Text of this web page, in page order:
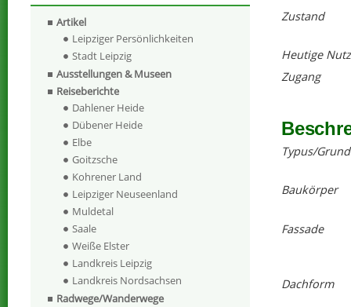
Zustand
Heutige
Zugang
Typus/
Baukörper
Fassade
Dachform
Artikel
Leipziger Persönlichkeiten
Stadt Leipzig
Ausstellungen & Museen
Reiseberichte
Dahlener Heide
Dübener Heide
Elbe
Goitzsche
Kohrener Land
Leipziger Neuseenland
Muldetal
Saale
Weiße Elster
Landkreis Leipzig
Landkreis Nordsachsen
Radwege/Wanderwege